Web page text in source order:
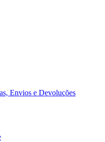
Envios e Devoluções